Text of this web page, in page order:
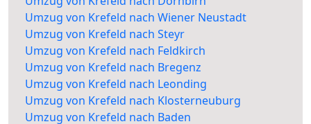
Umzug von Krefeld nach Wiener Neustadt
Umzug von Krefeld nach Steyr
Umzug von Krefeld nach Feldkirch
Umzug von Krefeld nach Bregenz
Umzug von Krefeld nach Leonding
Umzug von Krefeld nach Klosterneuburg
Umzug von Krefeld nach Baden